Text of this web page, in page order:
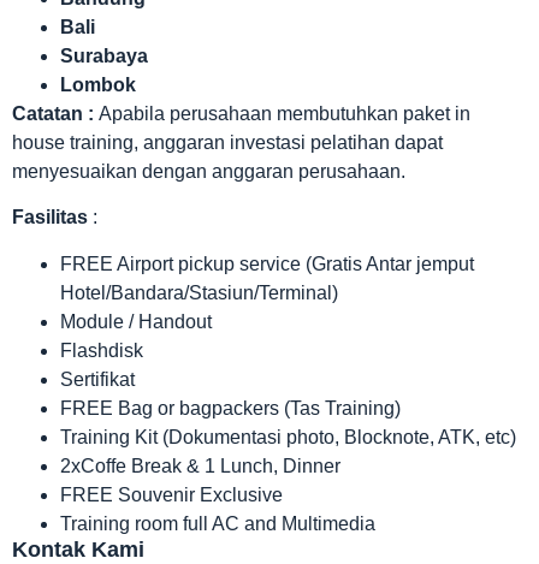
Bali
Surabaya
Lombok
Catatan : Apabila perusahaan membutuhkan paket in
house training, anggaran investasi pelatihan dapat
menyesuaikan dengan anggaran perusahaan.
Fasilitas :
FREE Airport pickup service (Gratis Antar jemput
Hotel/Bandara/Stasiun/Terminal)
Module / Handout
Flashdisk
Sertifikat
FREE Bag or bagpackers (Tas Training)
Training Kit (Dokumentasi photo, Blocknote, ATK, etc)
2xCoffe Break & 1 Lunch, Dinner
FREE Souvenir Exclusive
Training room full AC and Multimedia
Kontak Kami